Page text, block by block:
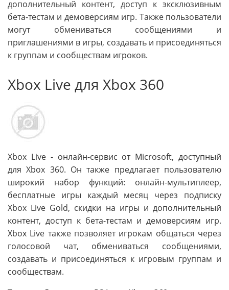
дополнительный контент, доступ к эксклюзивным
бета-тестам и демоверсиям игр. Также пользователи
могут обмениваться сообщениями и
приглашениями в игры, создавать и присоединяться
к группам и сообществам игроков.
Xbox Live для Xbox 360
Xbox Live - онлайн-сервис от Microsoft, доступный
для Xbox 360. Он также предлагает пользователю
широкий набор функций: онлайн-мультиплеер,
бесплатные игры каждый месяц через подписку
Xbox Live Gold, скидки на игры и дополнительный
контент, доступ к бета-тестам и демоверсиям игр.
Xbox Live также позволяет игрокам общаться через
голосовой чат, обмениваться сообщениями,
создавать и присоединяться к игровым группам и
сообществам.